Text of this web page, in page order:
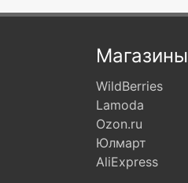
Магазины
WildBerries
Lamoda
Ozon.ru
Юлмарт
AliExpress